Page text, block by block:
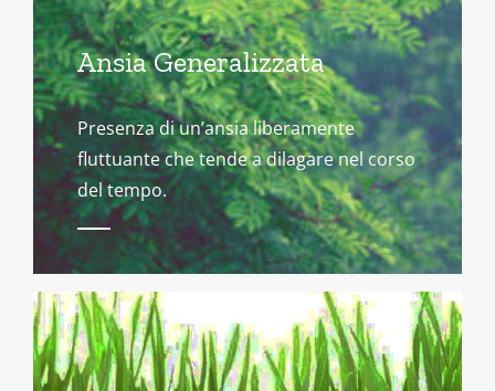
Ansia Generalizzata
Presenza di un’ansia liberamente
fluttuante che tende a dilagare nel corso
del tempo.